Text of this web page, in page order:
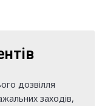
дозвілля
заходів,